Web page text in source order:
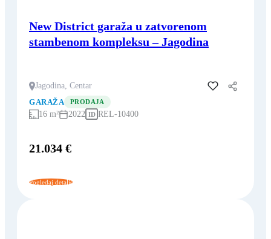
New District garaža u zatvorenom
stambenom kompleksu – Jagodina
Jagodina, Centar
Dodaj u favorite
GARAŽA
PRODAJA
16 m² 2022 ID REL-10400
21.034 €
Pogledaj detalje